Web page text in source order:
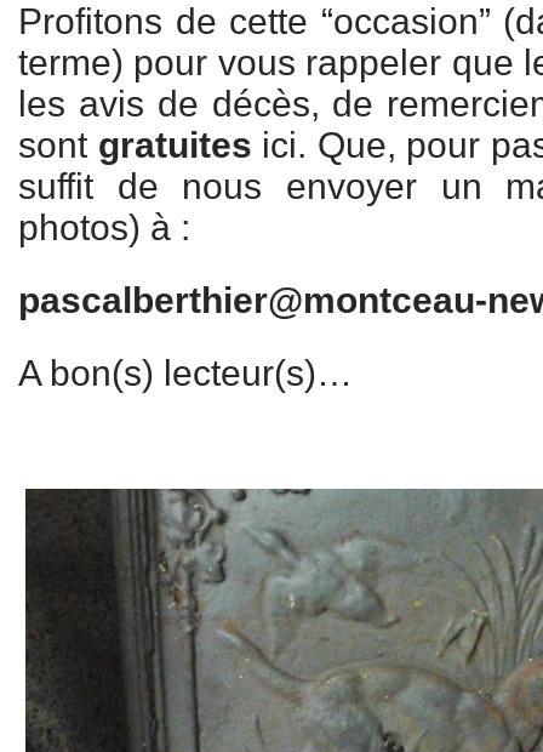
Profitons de cette “occasion”
terme) pour vous rappeler que
les avis de décès, de
sont gratuites ici. Que, pour
suffit de nous envoyer un
photos) à :
pascalberthier@montceau-
A bon(s) lecteur(s)…